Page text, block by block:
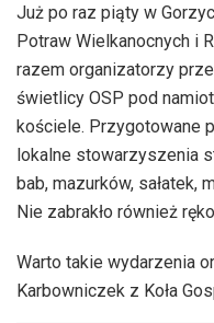
Już po raz piąty w
Potraw Wielkanocnych i
razem organizatorzy
świetlicy OSP pod
kościele. Przygotowane
lokalne stowarzyszenia
bab, mazurków, sałatek,
Nie zabrakło również
Warto takie wydarzenia
Karbowniczek z Koła